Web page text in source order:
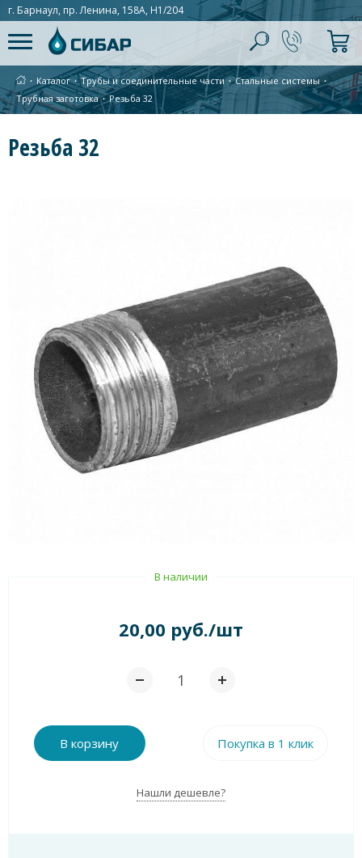
г. Барнаул, пр. Ленина, 158А, Н1/204
∙ Каталог ∙Трубы и соединительные части ∙Стальные системы ∙
Трубная заготовка ∙Резьба 32
Резьба 32
В наличии
20,00 руб./шт
В корзину Покупка в 1 клик
Нашли дешевле?